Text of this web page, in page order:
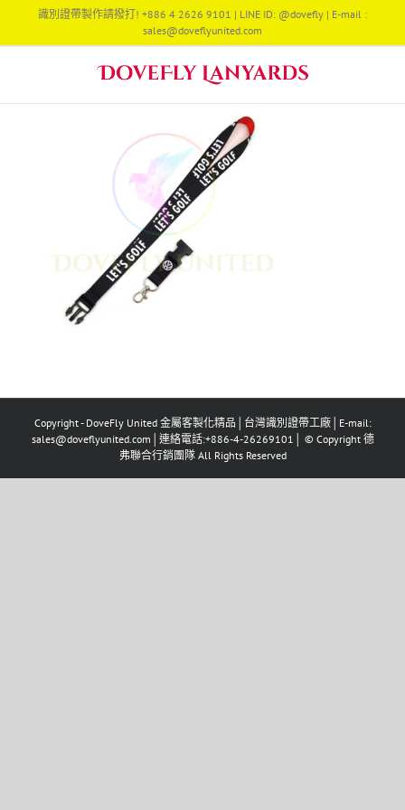
content
識別證帶製作請撥打! +886 4 2626 9101 | LINE ID: @dovefly | E-mail :
sales@doveflyunited.com
Copyright - DoveFly United 金屬客製化精品│台灣識別證帶工廠│E-mail:
sales@doveflyunited.com│連絡電話:+886-4-26269101│ © Copyright 德
弗聯合行銷團隊 All Rights Reserved